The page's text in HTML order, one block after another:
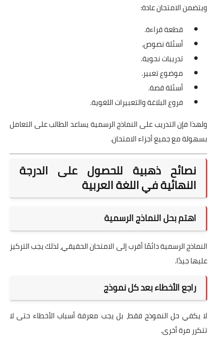
ويتضمن الامتحان عادة:
قطعة قراءة.
أسئلة نصوص.
تدريبات نحوية.
موضوع تعبير.
أسئلة قصة.
فروع البلاغة والتعبيرات اللغوية.
ولهذا فإن التدريب على النماذج الرسمية يساعد الطالب على التعامل
بسهولة مع جميع أجزاء الامتحان.
نصائح ذهبية للحصول على الدرجة
النهائية في اللغة العربية
اهتم بحل النماذج الرسمية
النماذج الرسمية دائمًا أقرب إلى الامتحان الحقيقي، لذلك يجب التركيز
عليها جيدًا.
راجع الأخطاء بعد كل نموذج
لا يكفي حل النموذج فقط، بل يجب معرفة أسباب الأخطاء حتى لا
تتكرر مرة أخرى.